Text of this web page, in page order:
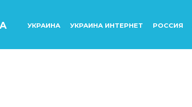
УКРАИНА УКРАИНА ИНТЕРНЕТ РОССИЯ